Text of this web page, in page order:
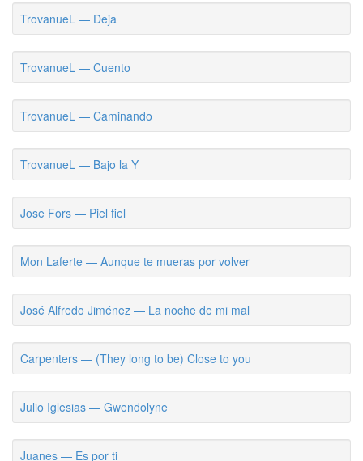
TrovanueL — Deja
TrovanueL — Cuento
TrovanueL — Caminando
TrovanueL — Bajo la Y
Jose Fors — Piel fiel
Mon Laferte — Aunque te mueras por volver
José Alfredo Jiménez — La noche de mi mal
Carpenters — (They long to be) Close to you
Julio Iglesias — Gwendolyne
Juanes — Es por ti